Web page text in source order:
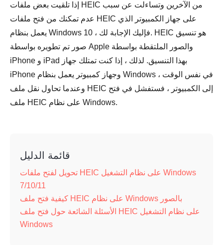
إذا تلقيت بعض ملفات HEIC من الآخرين وتساءلت عن سبب
عدم تمكنك من فتح ملفات HEIC على جهاز الكمبيوتر الذي
يعمل بنظام Windows 10 ، فإليك الإجابة لك. HEIC هو تنسيق
صور تم تطويره بواسطة Apple والصور الملتقطة بواسطة
iPhone و iPad بهذا التنسيق. لذلك ، إذا كنت تمتلك جهاز
iPhone وجهاز كمبيوتر يعمل بنظام Windows في نفس الوقت ،
وعندما تحاول نقل ملف HEIC إلى الكمبيوتر ، فستفشل في فتح
ملف HEIC على نظام Windows.
قائمة الدليل
تحويل لفتح ملفات HEIC على نظام التشغيل Windows
7/10/11
كيفية فتح ملف HEIC على نظام Windows بالصور
الأسئلة الشائعة حول فتح ملف HEIC على نظام التشغيل
Windows